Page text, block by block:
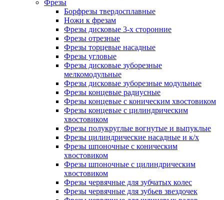
Фрезы
Борфрезы твердосплавные
Ножи к фрезам
Фрезы дисковые 3-х сторонние
Фрезы отрезные
Фрезы торцевые насадные
Фрезы угловые
Фрезы дисковые зуборезные
мелкомодульные
Фрезы дисковые зуборезные модульные
Фрезы концевые радиусные
Фрезы концевые с коническим хвостовиком
Фрезы концевые с цилиндрическим
хвостовиком
Фрезы полукруглые вогнутые и выпуклые
Фрезы цилиндрические насадные и к/х
Фрезы шпоночные с коническим
хвостовиком
Фрезы шпоночные с цилиндрическим
хвостовиком
Фрезы червячные для зубчатых колес
Фрезы червячные для зубьев звездочек